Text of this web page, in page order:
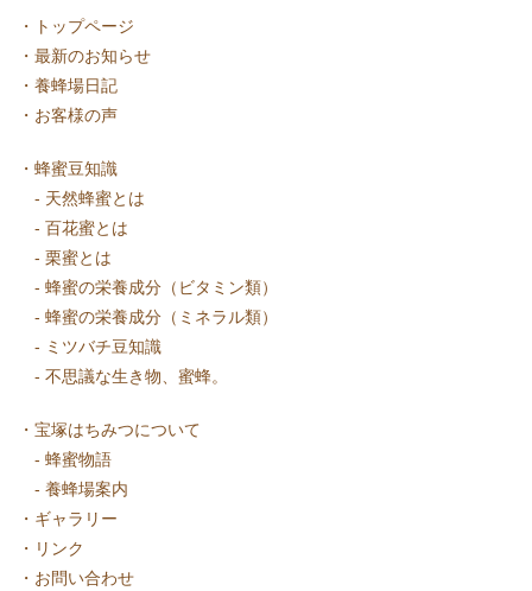
・
トップページ
・ 最新のお知らせ
・ 養蜂場日記
・ お客様の声
・ 蜂蜜豆知識
- 天然蜂蜜とは
- 百花蜜とは
- 栗蜜とは
- 蜂蜜の栄養成分（ビタミン類）
- 蜂蜜の栄養成分（ミネラル類）
- ミツバチ豆知識
- 不思議な生き物、蜜蜂。
・ 宝塚はちみつについて
- 蜂蜜物語
- 養蜂場案内
・ ギャラリー
・ リンク
・ お問い合わせ